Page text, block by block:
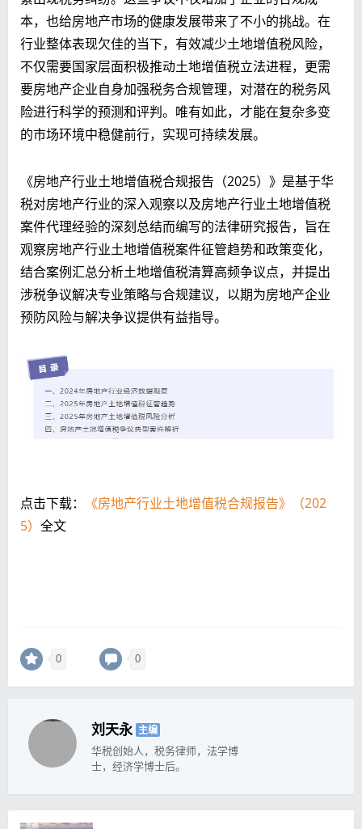
本，也给房地产市场的健康发展带来了不小的挑战。在
行业整体表现欠佳的当下，有效减少土地增值税风险，
不仅需要国家层面积极推动土地增值税立法进程，更需
要房地产企业自身加强税务合规管理，对潜在的税务风
险进行科学的预测和评判。唯有如此，才能在复杂多变
的市场环境中稳健前行，实现可持续发展。
《房地产行业土地增值税合规报告（2025）》是基于华
税对房地产行业的深入观察以及房地产行业土地增值税
案件代理经验的深刻总结而编写的法律研究报告，旨在
观察房地产行业土地增值税案件征管趋势和政策变化，
结合案例汇总分析土地增值税清算高频争议点，并提出
涉税争议解决专业策略与合规建议，以期为房地产企业
预防风险与解决争议提供有益指导。
点击下载：
《房地产行业土地增值税合规报告》（202
5） 全文
0 0
刘天永 主编
华税创始人，税务律师，法学博
士，经济学博士后。